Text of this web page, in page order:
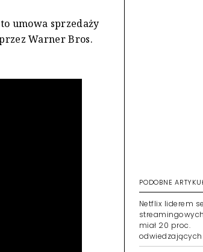
umowa sprzedaży
Warner Bros.
PODOBNE
Netflix liderem
miał 20 proc.